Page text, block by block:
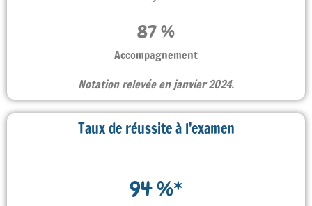
Accompagnement
87 %
Notation relevée en janvier 2024.
Taux de réussite à l’examen
94 %*